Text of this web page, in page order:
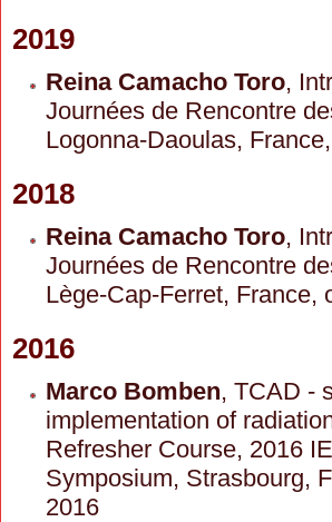
2019
Reina Camacho Toro,
Journées de Rencontre
Logonna-Daoulas,
2018
Reina Camacho Toro,
Journées de Rencontre
Lège-Cap-Ferret, France,
2016
Marco Bomben, TCAD -
implementation of
Refresher Course, 2016
Symposium, Strasbourg,
2016